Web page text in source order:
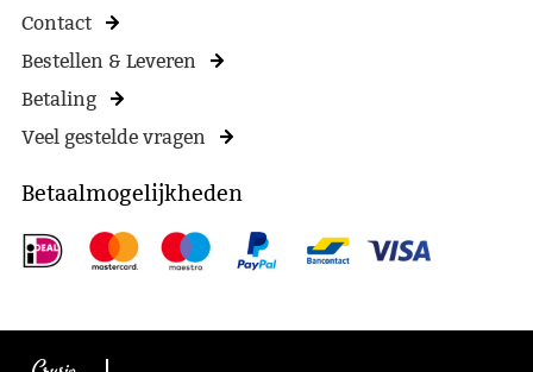
Contact
Bestellen & Leveren
Betaling
Veel gestelde vragen
Betaalmogelijkheden